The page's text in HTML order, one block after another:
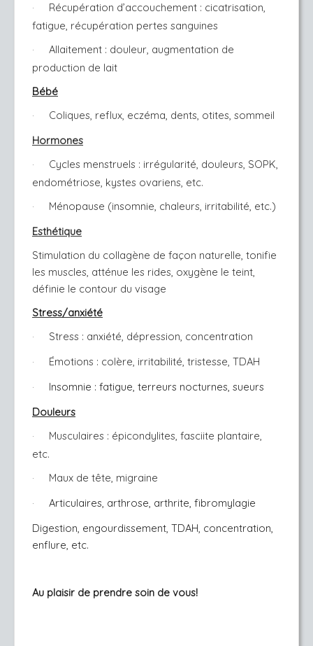
·
Récupération d’accouchement : cicatrisation,
fatigue, récupération pertes sanguines
·
Allaitement : douleur, augmentation de
production de lait
Bébé
·
Coliques, reflux, eczéma, dents, otites, sommeil
Hormones
·
Cycles menstruels : irrégularité, douleurs, SOPK,
endométriose, kystes ovariens, etc.
·
Ménopause (insomnie, chaleurs, irritabilité, etc.)
Esthétique
Stimulation du collagène de façon naturelle, tonifie
les muscles, atténue les rides, oxygène le teint,
définie le contour du visage
Stress/anxiété
· Stress : anxiété, dépression, concentration
· Émotions : colère, irritabilité, tristesse, TDAH
·
Insomnie : fatigue, terreurs nocturnes, sueurs
Douleurs
·
Musculaires : épicondylites, fasciite plantaire,
etc.
· Maux de tête, migraine
·
Articulaires, arthrose, arthrite, fibromylagie
Digestion, engourdissement, TDAH, concentration,
enflure, etc.
Au plaisir de prendre soin de vous!